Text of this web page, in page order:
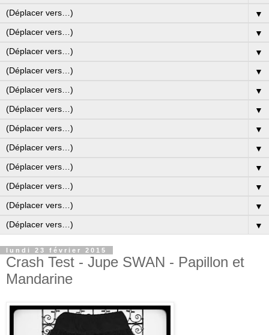
▼
▼
▼
▼
▼
▼
▼
▼
▼
▼
▼
▼
lundi 23 février 2015
Crash Test - Jupe SWAN - Papillon et
Mandarine